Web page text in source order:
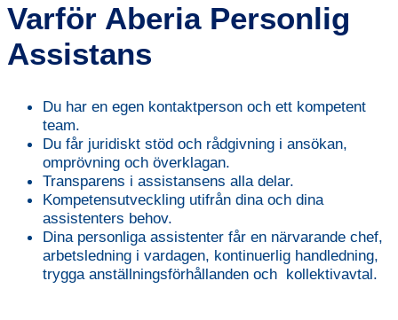
Varför Aberia Personlig
Assistans
Du har en egen kontaktperson och ett kompetent
team.
Du får juridiskt stöd och rådgivning i ansökan,
omprövning och överklagan.
Transparens i assistansens alla delar.
Kompetensutveckling utifrån dina och dina
assistenters behov.
Dina personliga assistenter får en närvarande chef,
arbetsledning i vardagen, kontinuerlig handledning,
trygga anställningsförhållanden och kollektivavtal.